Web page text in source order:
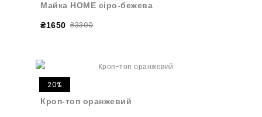
Майка HOME сіро-бежева
₴1650 ₴3300
20%
Кроп-топ оранжевий